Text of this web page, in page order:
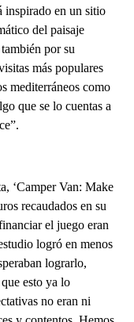
inspirado en un sitio
del paisaje
por su
más populares
mediterráneos como
que se lo cuentas a
‘Camper Van: Make
recaudados en su
el juego eran
logró en menos
lograrlo,
esto ya lo
no eran ni